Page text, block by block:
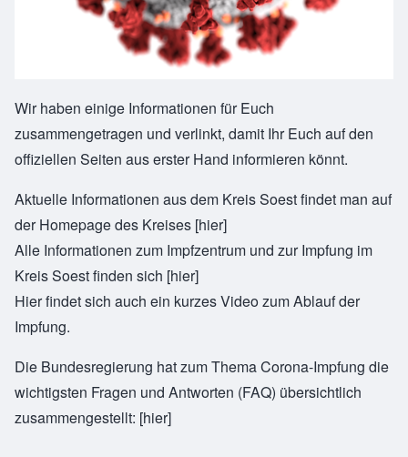
Wir haben einige Informationen für Euch
zusammengetragen und verlinkt, damit Ihr Euch auf den
offiziellen Seiten aus erster Hand informieren könnt.
Aktuelle Informationen aus dem Kreis Soest findet man auf
der Homepage des Kreises [hier]
Alle Informationen zum Impfzentrum und zur Impfung im
Kreis Soest finden sich [hier]
Hier findet sich auch ein kurzes Video zum Ablauf der
Impfung.
Die Bundesregierung hat zum Thema Corona-Impfung die
wichtigsten Fragen und Antworten (FAQ) übersichtlich
zusammengestellt: [hier]